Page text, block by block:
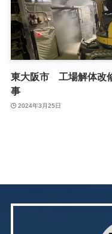
東大阪市 工場解体改
事
2024年3月25日